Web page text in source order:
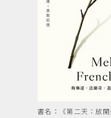
書名：《第二天：放